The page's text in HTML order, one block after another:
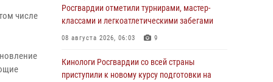
числе
Росгвардии отметили турнирами, мастер-
классами и легкоатлетическими забегами
08 августа 2026, 06:03 9
Кинологи Росгвардии со всей страны
приступили к новому курсу подготовки на